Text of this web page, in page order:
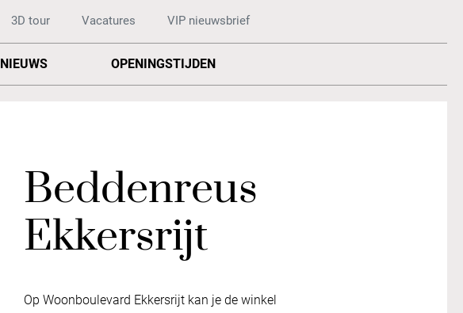
3D tour Vacatures VIP nieuwsbrief
NIEUWS OPENINGSTIJDEN
Beddenreus
Ekkersrijt
Op Woonboulevard Ekkersrijt kan je de winkel